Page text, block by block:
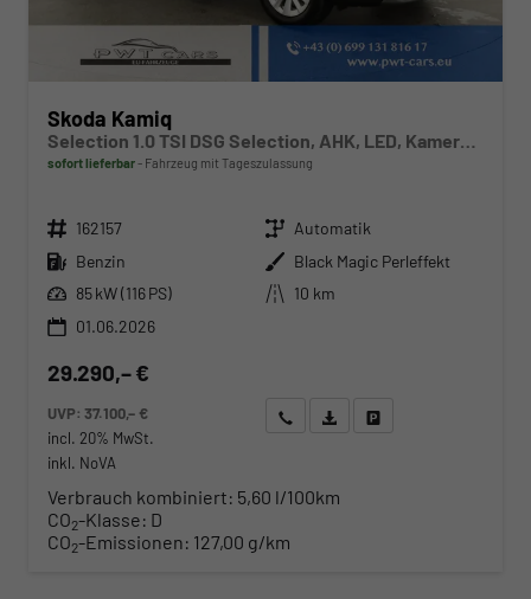
Skoda Kamiq
Selection 1.0 TSI DSG Selection, AHK, LED, Kamera, Winter, 16-Zoll, 4 J.-Garantie
sofort lieferbar Fahrzeug mit Tageszulassung
Fahrzeugnr. 162157 Getriebe Automatik
Kraftstoff Benzin Außenfarbe Black Magic Perleffekt
Leistung 85 kW (116 PS) Kilometerstand
10 km
01.06.2026
29.290,– €
UVP:37.100,– €
incl. 20% MwSt.
inkl. NoVA
Wir rufen Sie anAngebot drucken (PDF)
Verbrauch kombiniert: 5,60 l/100km
CO2-Klasse: D
CO2-Emissionen: 127,00 g/km